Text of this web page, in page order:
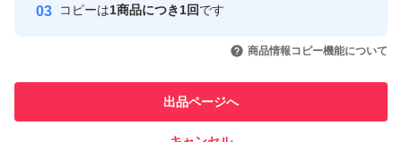
引を完了させた実績があります
での取引実績があります
コピーは1商品につき1回です
商品情報コピー機能について
出品ページへ